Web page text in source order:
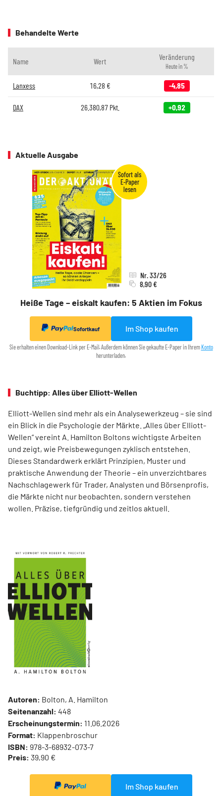
Behandelte Werte
Name Wert Veränderung
Heute in %
Lanxess 16,28 € -4,85
DAX 26.380,87Pkt. +0,92
Aktuelle Ausgabe
Heiße Tage – eiskalt kaufen: 5 Aktien im Fokus
Nr. 33/26
8,90 €
Sofortkauf Im Shop kaufen
Sie erhalten einen Download-Link per E-Mail. Außerdem können Sie gekaufte E-Paper in Ihrem Konto
herunterladen.
Buchtipp: Alles über Elliott-Wellen
Elliott-Wellen sind mehr als ein Analysewerkzeug – sie sind
ein Blick in die Psychologie der Märkte. „Alles über Elliott-
Wellen“ vereint A. Hamilton Boltons wichtigste Arbeiten
und zeigt, wie Preisbewegungen zyklisch entstehen.
Dieses Standardwerk erklärt Prinzipien, Muster und
praktische Anwendung der Theorie – ein unverzichtbares
Nachschlagewerk für Trader, Analysten und Börsenprofis,
die Märkte nicht nur beobachten, sondern verstehen
wollen. Präzise, tiefgründig und zeitlos aktuell.
Autoren: Bolton, A. Hamilton
Seitenanzahl: 448
Erscheinungstermin: 11.06.2026
Format: Klappenbroschur
ISBN: 978-3-68932-073-7
Preis: 39,90 €
Im Shop kaufen